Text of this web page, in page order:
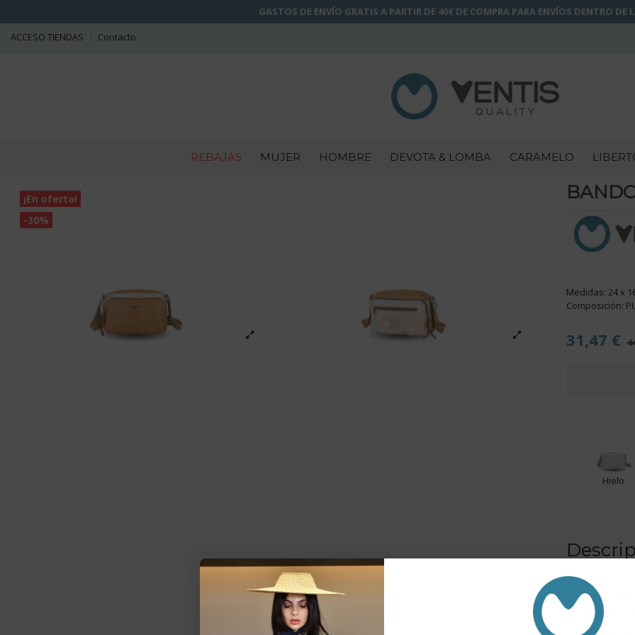
GASTOS DE ENVÍO GRATIS A PARTIR DE 40€ DE COMPRA PARA ENVÍOS DENTRO DE
ACCESO TIENDAS
Contacto
REBAJAS MUJER HOMBRE DEVOTA & LOMBA CARAMELO
¡En oferta!
-30%
Medidas: 24 x
Composición:
31,47 €
Hielo
- Triple
- Organizador